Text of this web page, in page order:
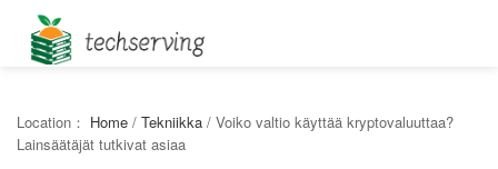
Location： Home / Tekniikka / Voiko valtio käyttää kryptovaluuttaa?
Lainsäätäjät tutkivat asiaa